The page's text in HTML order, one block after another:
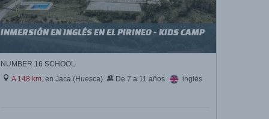
INMERSIÓN EN INGLÉS EN EL PIRINEO - KIDS CAMP
NUMBER 16 SCHOOL
A 148 km,en Jaca (Huesca) De 7 a 11 años inglés